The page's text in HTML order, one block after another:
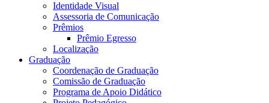
Identidade Visual
Assessoria de Comunicação
Prêmios
Prêmio Egresso
Localização
Graduação
Coordenação de Graduação
Comissão de Graduação
Programa de Apoio Didático